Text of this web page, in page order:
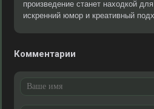
произведение станет находкой
искренний юмор и креативный
Комментарии